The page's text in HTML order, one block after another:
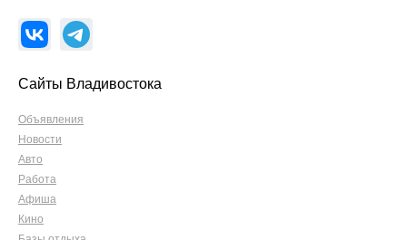
Сайты Владивостока
Объявления
Новости
Авто
Работа
Афиша
Кино